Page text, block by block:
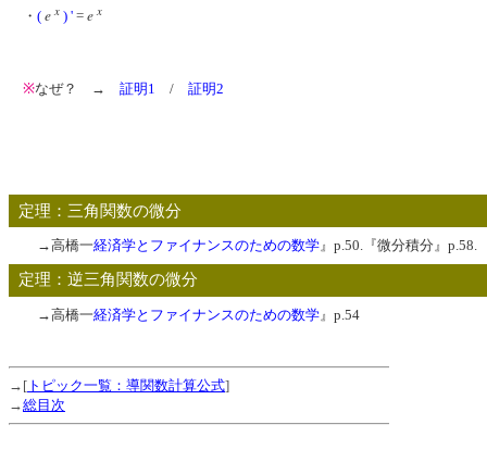
・ ( e x ) ' = e x
※なぜ？ → 証明1 / 証明2
定理：三角関数の微分
→高橋一経済学とファイナンスのための数学』p.50.『微分積分』p.58.
定理：逆三角関数の微分
→高橋一経済学とファイナンスのための数学 』p.54
→[ トピック一覧：導関数計算公式]
→総目次